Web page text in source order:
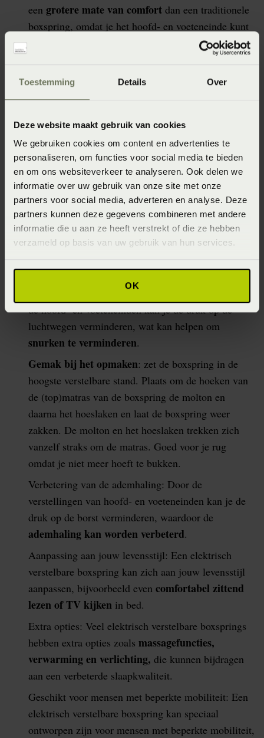
Toestemming Details Over
Deze website maakt gebruik van cookies
We gebruiken cookies om content en advertenties te
personaliseren, om functies voor social media te bieden
en om ons websiteverkeer te analyseren. Ook delen we
informatie over uw gebruik van onze site met onze
partners voor social media, adverteren en analyse. Deze
partners kunnen deze gegevens combineren met andere
informatie die u aan ze heeft verstrekt of die ze hebben
verzameld op basis van uw gebruik van hun services.
OK
een grotere mate van comfort dan een traditionele
boxspring, omdat je het hoofd- en voeteneinde kunt
verstellen om een meer gepaste houding te bereiken.
gemakkelijker te bedienen dan een traditionele
boxspring, omdat je de verstellingen kunt maken
Vermindering van rugpijn: Door de verstelbare
hoofd- en voeteneinden kan je jouw rug in een
natuurlijke houding houden, waardoorrugpijn kan
worden verminderd.
Verbetering van de bloedcirculatie: Door de
verstelbare hoofd- en voeteneinden kan je jouw
benen in een hoger gelegen positie plaatsen,
verbeterd.
Vermindering van snurken: Door verstellingen van
de hoofd- en voeteneinden kan je de druk op de
luchtwegen verminderen, wat kan helpen om
snurken te verminderen.
Gemak bij het opmaken: zet de boxspring in de
hoogste verstelbare stand. Plaats om de hoeken van
de (top)matras van de boxspring de molton en
daarna het hoeslaken en laat de boxspring weer
zakken. De molton en het hoeslaken trekken zich
vanzelf straks om de matras. Goed voor je rug
omdat je niet meer hoeft te bukken.
Verbetering van de ademhaling: Door de
verstellingen van hoofd- en voeteneinden kan je de
druk op de borst verminderen, waardoor de
ademhaling kan worden verbeterd.
Aanpassing aan jouw levensstijl: Een elektrisch
verstelbare boxspring kan zich aan jouw levensstijl
aanpassen, bijvoorbeeld even comfortabel zittend
lezen of TV kijken in bed.
Extra opties: Veel elektrisch verstelbare boxsprings
hebben extra opties zoals massagefuncties,
verwarming en verlichting, die kunnen bijdragen
aan een verbeterde slaapkwaliteit.
Geschikt voor mensen met beperkte mobiliteit: Een
elektrisch verstelbare boxspring kan speciaal
ontworpen zijn voor mensen met beperkte mobiliteit,